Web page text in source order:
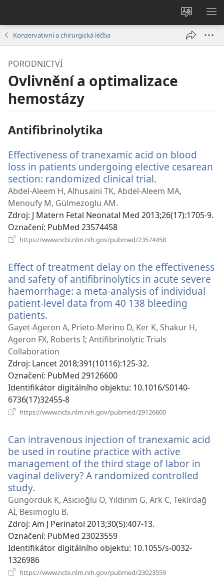
Změnit
jazyk
stránek
Konzervativní a chirurgická léčba
PORODNICTVÍ
Ovlivnění a optimalizace
hemostázy
Antifibrinolytika
Effectiveness of tranexamic acid on blood
loss in patients undergoing elective cesarean
section: randomized clinical trial.
nové
Abdel-Aleem H, Alhusaini TK, Abdel-Aleem MA,
Menoufy M, Gülmezoglu AM.
Zdroj‎: J Matern Fetal Neonatal Med 2013;26(17):1705-9.
Označení‎: PubMed 23574458
https://www.ncbi.nlm.nih.gov/pubmed/23574458
Effect of treatment delay on the effectiveness
and safety of antifibrinolytics in acute severe
haemorrhage: a meta-analysis of individual
patient-level data from 40 138 bleeding
patients.
nové
okno)
Gayet-Ageron A, Prieto-Merino D, Ker K, Shakur H,
Ageron FX, Roberts I; Antifibrinolytic Trials
Collaboration
Zdroj‎: Lancet 2018;391(10116):125-32.
Označení‎: PubMed 29126600
Identifikátor digitálního objektu‎: 10.1016/S0140-
6736(17)32455-8
https://www.ncbi.nlm.nih.gov/pubmed/29126600
Can intravenous injection of tranexamic acid
be used in routine practice with active
management of the third stage of labor in
vaginal delivery? A randomized controlled
study.
nové
okno)
Gungorduk K, Asıcıoğlu O, Yıldırım G, Ark C, Tekirdağ
Aİ, Besımoglu B.
Zdroj‎: Am J Perinatol 2013;30(5):407-13.
Označení‎: PubMed 23023559
Identifikátor digitálního objektu‎: 10.1055/s-0032-
1326986
https://www.ncbi.nlm.nih.gov/pubmed/23023559